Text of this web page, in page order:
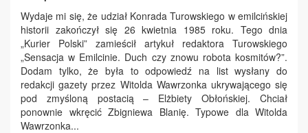
Wydaje mi się, że udział Konrada Turowskiego w emilcińskiej
historii zakończył się 26 kwietnia 1985 roku. Tego dnia
„Kurier Polski” zamieścił artykuł redaktora Turowskiego
„Sensacja w Emilcinie. Duch czy znowu robota kosmitów?”.
Dodam tylko, że była to odpowiedź na list wysłany do
redakcji gazety przez Witolda Wawrzonka ukrywającego się
pod zmyśloną postacią – Elżbiety Obłońskiej. Chciał
ponownie wkręcić Zbigniewa Blanię. Typowe dla Witolda
Wawrzonka...